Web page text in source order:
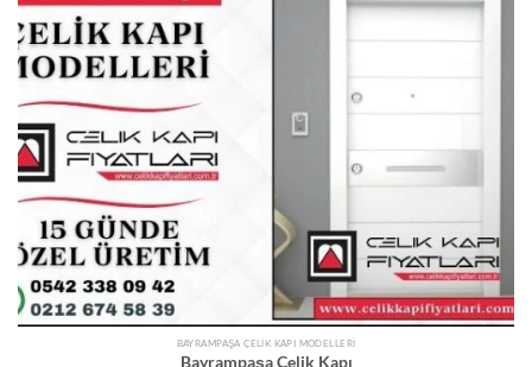
BAYRAMPAŞA ÇELIK KAPI MODELLERI
Bayrampaşa Çelik Kapı